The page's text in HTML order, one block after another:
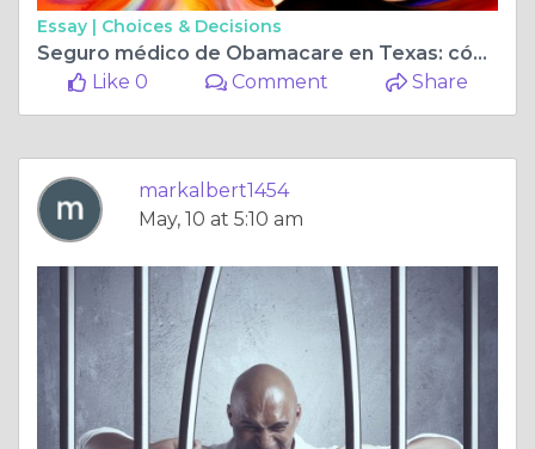
Essay | Choices & Decisions
Seguro médico de Obamacare en Texas: cómo abordar la Ley de Atención Médica Asequible
Like 0
Comment Share
markalbert1454
May, 10 at 5:10 am